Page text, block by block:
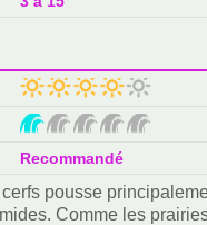
Recommandé
pousse
Comme les